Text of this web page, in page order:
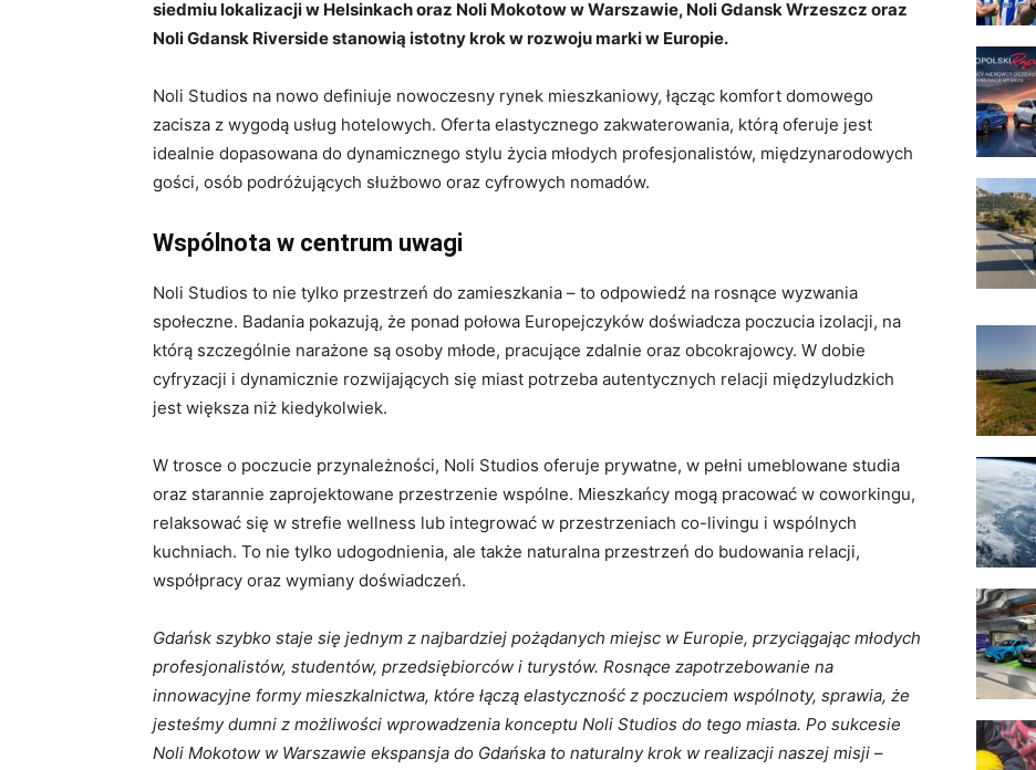
siedmiu lokalizacji w Helsinkach oraz Noli Mokotow w Warszawie, Noli Gdansk Wrzeszcz oraz
Noli Gdansk Riverside stanowią istotny krok w rozwoju marki w Europie.
Noli Studios na nowo definiuje nowoczesny rynek mieszkaniowy, łącząc komfort domowego
zacisza z wygodą usług hotelowych. Oferta elastycznego zakwaterowania, którą oferuje jest
idealnie dopasowana do dynamicznego stylu życia młodych profesjonalistów, międzynarodowych
gości, osób podróżujących służbowo oraz cyfrowych nomadów.
Wspólnota w centrum uwagi
Noli Studios to nie tylko przestrzeń do zamieszkania – to odpowiedź na rosnące wyzwania
społeczne. Badania pokazują, że ponad połowa Europejczyków doświadcza poczucia izolacji, na
którą szczególnie narażone są osoby młode, pracujące zdalnie oraz obcokrajowcy. W dobie
cyfryzacji i dynamicznie rozwijających się miast potrzeba autentycznych relacji międzyludzkich
jest większa niż kiedykolwiek.
W trosce o poczucie przynależności, Noli Studios oferuje prywatne, w pełni umeblowane studia
oraz starannie zaprojektowane przestrzenie wspólne. Mieszkańcy mogą pracować w coworkingu,
relaksować się w strefie wellness lub integrować w przestrzeniach co-livingu i wspólnych
kuchniach. To nie tylko udogodnienia, ale także naturalna przestrzeń do budowania relacji,
współpracy oraz wymiany doświadczeń.
Gdańsk szybko staje się jednym z najbardziej pożądanych miejsc w Europie, przyciągając młodych
profesjonalistów, studentów, przedsiębiorców i turystów. Rosnące zapotrzebowanie na
innowacyjne formy mieszkalnictwa, które łączą elastyczność z poczuciem wspólnoty, sprawia, że
jesteśmy dumni z możliwości wprowadzenia konceptu Noli Studios do tego miasta. Po sukcesie
Noli Mokotow w Warszawie ekspansja do Gdańska to naturalny krok w realizacji naszej misji –